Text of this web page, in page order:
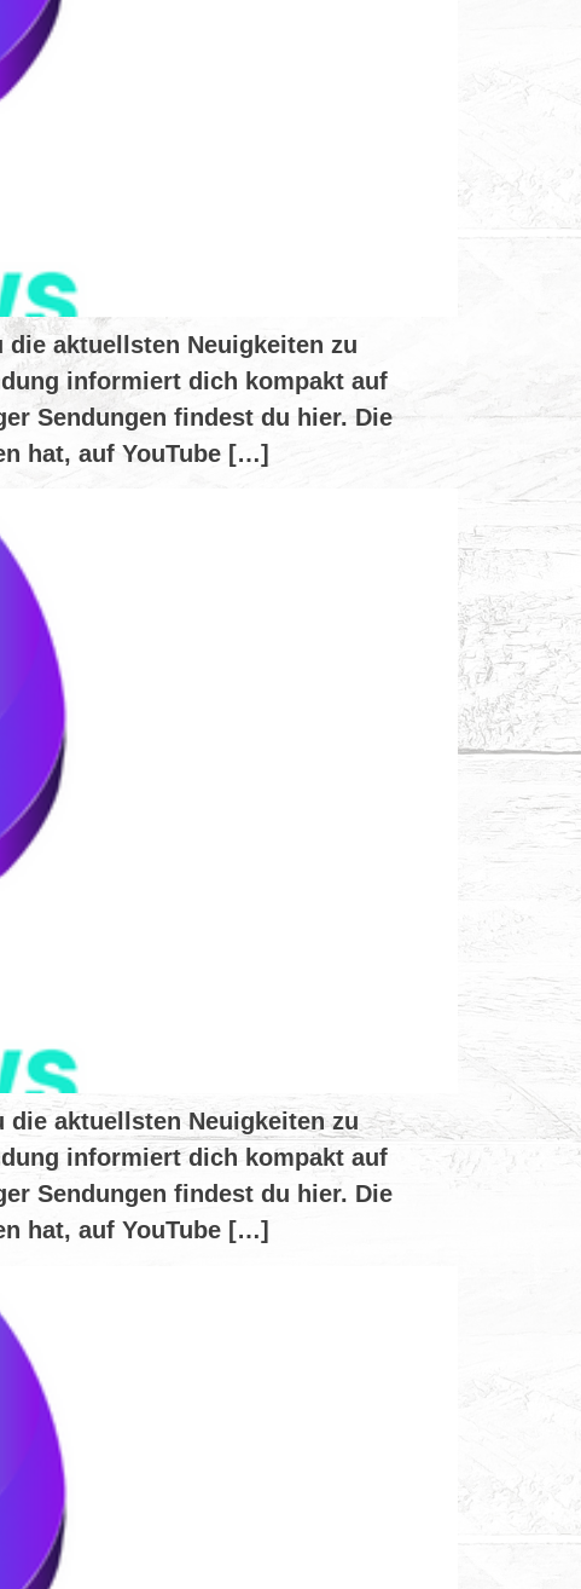
die aktuellsten Neuigkeiten zu
informiert dich kompakt auf
Sendungen findest du hier. Die
hat, auf YouTube […]
die aktuellsten Neuigkeiten zu
informiert dich kompakt auf
Sendungen findest du hier. Die
hat, auf YouTube […]